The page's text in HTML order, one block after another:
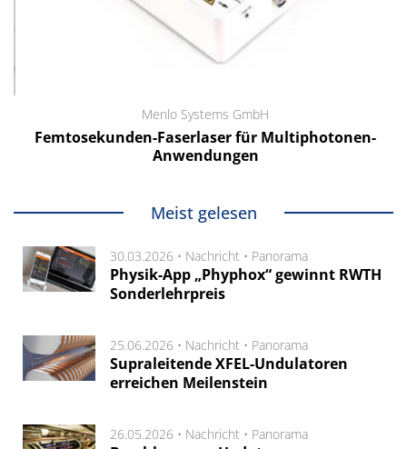
Menlo Systems GmbH
Femtosekunden-Faserlaser für Multiphotonen-
Anwendungen
Meist gelesen
30.03.2026 • Nachricht • Panorama
Physik-App „Phyphox“ gewinnt RWTH
Sonderlehrpreis
25.06.2026 • Nachricht • Panorama
Supraleitende XFEL-Undulatoren
erreichen Meilenstein
26.05.2026 • Nachricht • Panorama